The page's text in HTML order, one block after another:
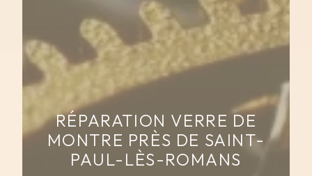
RÉPARATION VERRE DE
MONTRE PRÈS DE SAINT-
PAUL-LÈS-ROMANS